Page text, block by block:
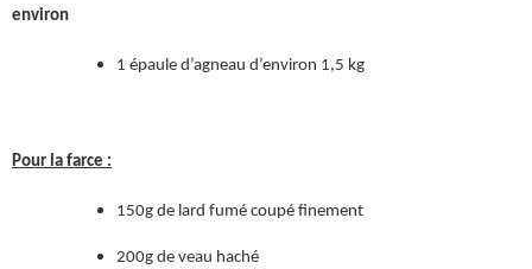
environ
1 épaule d’agneau d’environ 1,5 kg
Pour la farce :
150g de lard fumé coupé finement
200g de veau haché